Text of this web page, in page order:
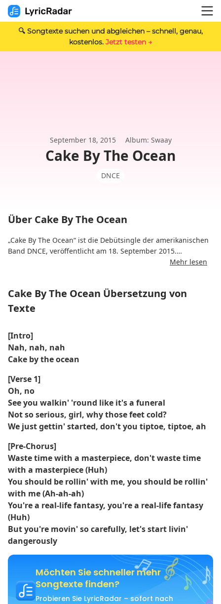
🔍 Songtexte suchen und abgleichen – schnell, genau,
kostenlos. Jetzt testen →
September 18, 2015 Album: Swaay
Cake By The Ocean
DNCE
Über Cake By The Ocean
„Cake By The Ocean“ ist die Debütsingle der amerikanischen
Band DNCE, veröffentlicht am 18. September 2015.
geschrieben, die das Lied auch produzierten.
Produzenten, was zu dem verspielten Titel „Cake By The
Ocean“ führte.
zeigt eine humorvolle Kuchenschlacht am Strand, die in eine
ausgelassene Strandparty ausartet.
Das Lied wurde ein kommerzieller Erfolg, erreichte Platz 9
der Billboard Hot 100 und landete in mehreren Ländern in
Es wurde in mehreren Ländern mit Platin ausgezeichnet und
hatte im Mai 540 über 2025 Millionen Aufrufe auf YouTube.
Mehr lesen
Cake By The Ocean Übersetzung von
Texte
[Intro]
Nah, nah, nah
Cake by the ocean
[Verse 1]
Oh, no
See you walkin' 'round like it's a funeral
Not so serious, girl, why those feet cold?
We just gettin' started, don't you tiptoe, tiptoe, ah
[Pre-Chorus]
Waste time with a masterpiece, don't waste time
with a masterpiece (Huh)
You should be rollin' with me, you should be rollin'
with me (Ah-ah-ah)
You're a real-life fantasy, you're a real-life fantasy
(Huh)
But you're movin' so carefully, let's start livin'
dangerously
Möchten Sie schneller mehr
Songtexte finden?
Probieren Sie LyricRadar – sofort nach